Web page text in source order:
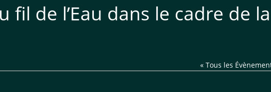
fil de l’Eau dans le cadre de la
« Tous les